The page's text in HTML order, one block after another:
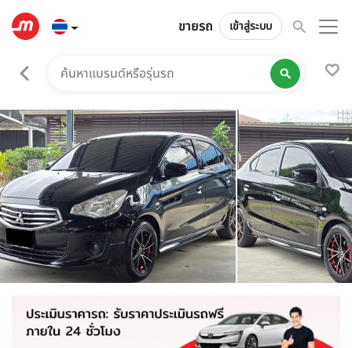
ขายรถ เข้าสู่ระบบ